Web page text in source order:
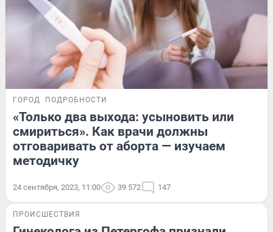
ГОРОД ПОДРОБНОСТИ
«Только два выхода: усыновить или
смириться». Как врачи должны
отговаривать от аборта — изучаем
методичку
24 сентября, 2023, 11:00 39 572 147
ПРОИСШЕСТВИЯ